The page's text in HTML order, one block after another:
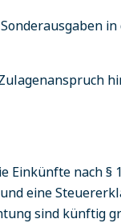
in
Einkünfte nach §
eine
sind künftig